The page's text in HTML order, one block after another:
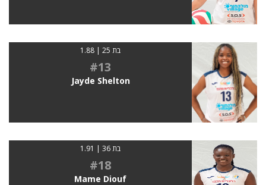
בת 25 | 1.88
#13
Jayde Shelton
בת 36 | 1.91
#18
Mame Diouf